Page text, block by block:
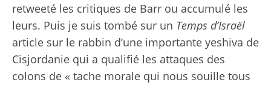
retweeté les critiques de Barr ou accumulé les
leurs. Puis je suis tombé sur un Temps d’Israël
article sur le rabbin d’une importante yeshiva de
Cisjordanie qui a qualifié les attaques des
colons de « tache morale qui nous souille tous